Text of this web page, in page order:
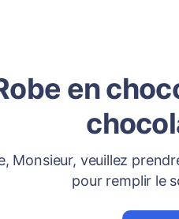
en
Monsieur, veuillez
pour remplir le